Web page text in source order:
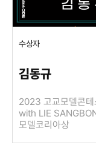
수상자
김동규
2023 고교모델콘테
with LIE
모델코리아상